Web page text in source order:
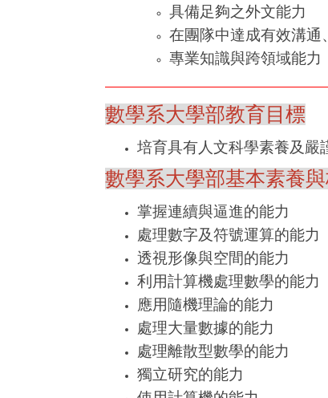
具備足夠之外文能力
在團隊中達成有效溝通
專業知識與跨領域能力
數學系大學部教育目標
培育具有人文科學素養及嚴
數學系大學部基本素養
掌握連續與逼進的能力
處理數字及符號運算的能力
透視形像與空間的能力
利用計算機處理數學的能力
應用隨機理論的能力
處理大量數據的能力
處理離散型數學的能力
獨立研究的能力